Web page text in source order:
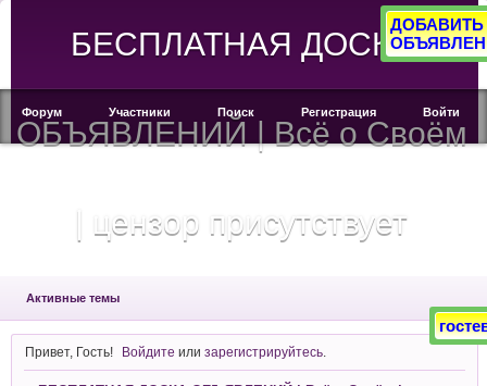
БЕСПЛАТНАЯ ДОСКА
ОБЪЯВЛЕНИЙ | Всё о Своём
| цензор присутствует
Форум Участники Поиск Регистрация Войти
Активные темы
Привет, Гость! Войдите илизарегистрируйтесь
ДОБАВИТЬ